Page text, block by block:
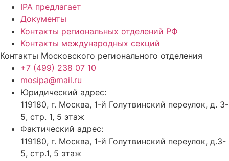
IPA предлагает
Документы
Контакты региональных отделений РФ
Контакты международных секций
Контакты Московского регионального отделения
+7 (499) 238 07 10
mosipa@mail.ru
Юридический адрес:
119180, г. Москва, 1-й Голутвинский переулок, д. 3-
5, стр. 1, 5 этаж
Фактический адрес:
119180, г. Москва, 1-й Голутвинский переулок, д.3-
5, стр.1, 5 этаж